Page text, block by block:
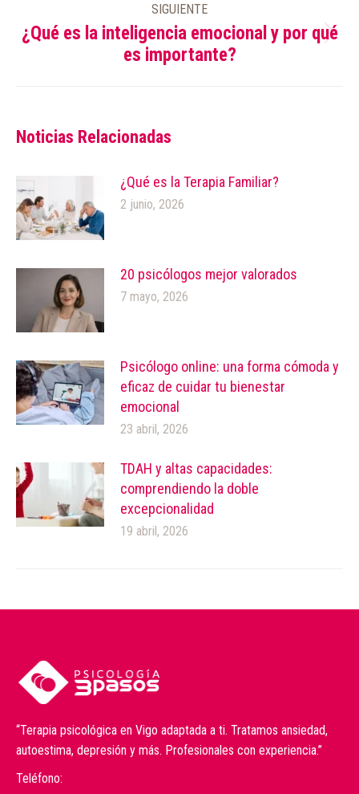
SIGUIENTE
Publicación
siguiente:
¿Qué es la inteligencia emocional y por qué
es importante?
Noticias Relacionadas
¿Qué es la Terapia Familiar?
2 junio, 2026
20 psicólogos mejor valorados
7 mayo, 2026
Psicólogo online: una forma cómoda y
eficaz de cuidar tu bienestar
emocional
23 abril, 2026
TDAH y altas capacidades:
comprendiendo la doble
excepcionalidad
19 abril, 2026
“Terapia psicológica en Vigo adaptada a ti. Tratamos ansiedad,
autoestima, depresión y más. Profesionales con experiencia.”
Teléfono: